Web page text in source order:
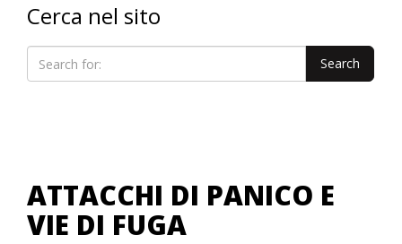
Cerca nel sito
ATTACCHI DI PANICO E
VIE DI FUGA